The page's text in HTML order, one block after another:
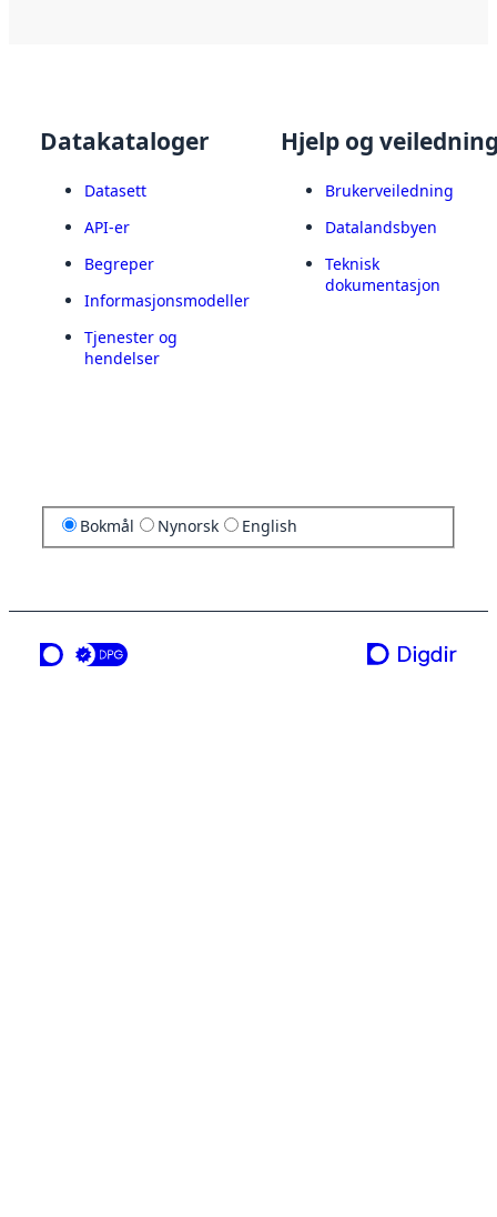
Datakataloger
Datasett
API-er
Begreper
Informasjonsmodeller
Tjenester og
hendelser
Hjelp og
Brukerveiledning
Datalandsbyen
Teknisk
dokumentasjon
Bokmål Nynorsk English